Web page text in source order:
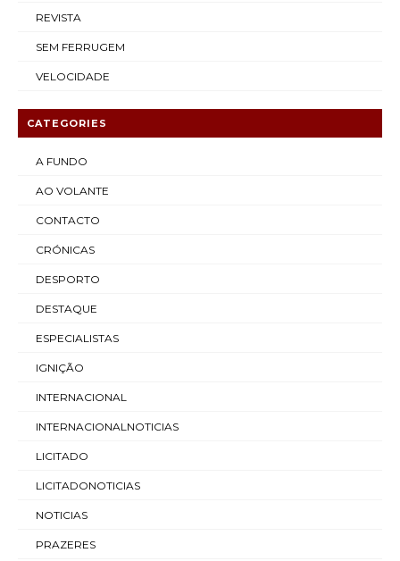
REVISTA
SEM FERRUGEM
VELOCIDADE
CATEGORIES
A FUNDO
AO VOLANTE
CONTACTO
CRÓNICAS
DESPORTO
DESTAQUE
ESPECIALISTAS
IGNIÇÃO
INTERNACIONAL
INTERNACIONALNOTICIAS
LICITADO
LICITADONOTICIAS
NOTICIAS
PRAZERES